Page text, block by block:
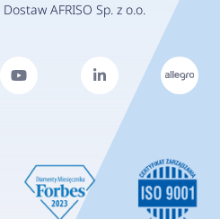
AFRISO Sp. z o.o.